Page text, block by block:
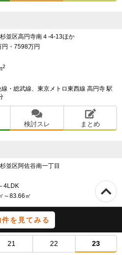
を見てみる
21 22 23
並区高円寺南４-4-13ほか
円・7598万円
2
・総武線、東京メトロ東西線 高円寺 駅
検討スレ まとめ
並区阿佐谷南一丁目
4LDK
～83.66㎡
ロ丸ノ内線南阿佐ヶ谷」駅まで徒歩3
央線「阿佐ヶ谷駅まで徒歩8分
検討スレ まとめ